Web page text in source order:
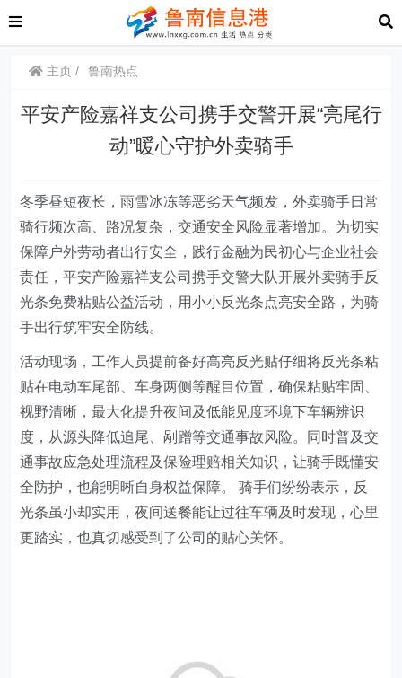
主页 鲁南热点
平安产险嘉祥支公司携手交警开展“亮尾行
动”暖心守护外卖骑手
冬季昼短夜长，雨雪冰冻等恶劣天气频发，外卖骑手日常
骑行频次高、路况复杂，交通安全风险显著增加。为切实
保障户外劳动者出行安全，践行金融为民初心与企业社会
责任，平安产险嘉祥支公司携手交警大队开展外卖骑手反
光条免费粘贴公益活动，用小小反光条点亮安全路，为骑
手出行筑牢安全防线。
活动现场，工作人员提前备好高亮反光贴仔细将反光条粘
贴在电动车尾部、车身两侧等醒目位置，确保粘贴牢固、
视野清晰，最大化提升夜间及低能见度环境下车辆辨识
度，从源头降低追尾、剐蹭等交通事故风险。
同时普及交
通事故应急处理流程及保险理赔相关知识，让骑手既懂安
全防护，也能明晰自身权益保障。 骑手们纷纷表示，反
光条虽小却实用，夜间送餐能让过往车辆及时发现，心里
更踏实，也真切感受到了公司 的贴心关怀。